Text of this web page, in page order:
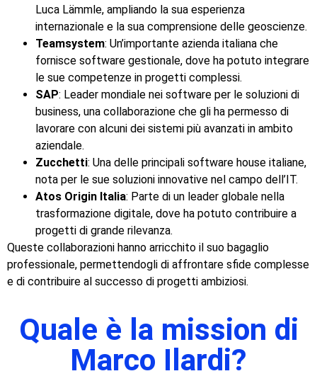
Luca Lämmle, ampliando la sua esperienza
internazionale e la sua comprensione delle geoscienze.
Teamsystem: Un’importante azienda italiana che
fornisce software gestionale, dove ha potuto integrare
le sue competenze in progetti complessi.
SAP: Leader mondiale nei software per le soluzioni di
business, una collaborazione che gli ha permesso di
lavorare con alcuni dei sistemi più avanzati in ambito
aziendale.
Zucchetti: Una delle principali software house italiane,
nota per le sue soluzioni innovative nel campo dell’IT.
Atos Origin Italia: Parte di un leader globale nella
trasformazione digitale, dove ha potuto contribuire a
progetti di grande rilevanza.
Queste collaborazioni hanno arricchito il suo bagaglio
professionale, permettendogli di affrontare sfide complesse
e di contribuire al successo di progetti ambiziosi.
Quale è la mission di
Marco Ilardi?